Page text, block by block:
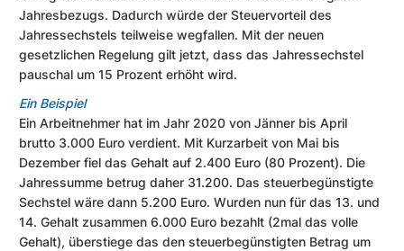
Jahresbezugs. Dadurch würde der Steuervorteil des
Jahressechstels teilweise wegfallen. Mit der neuen
gesetzlichen Regelung gilt jetzt, dass das Jahressechstel
pauschal um 15 Prozent erhöht wird.
Ein Beispiel
Ein Arbeitnehmer hat im Jahr 2020 von Jänner bis April
brutto 3.000 Euro verdient. Mit Kurzarbeit von Mai bis
Dezember fiel das Gehalt auf 2.400 Euro (80 Prozent). Die
Jahressumme betrug daher 31.200. Das steuerbegünstigte
Sechstel wäre dann 5.200 Euro. Wurden nun für das 13. und
14. Gehalt zusammen 6.000 Euro bezahlt (2mal das volle
Gehalt), überstiege das den steuerbegünstigten Betrag um